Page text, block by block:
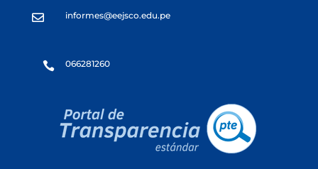
 informes@eejsco.edu.pe
 066281260